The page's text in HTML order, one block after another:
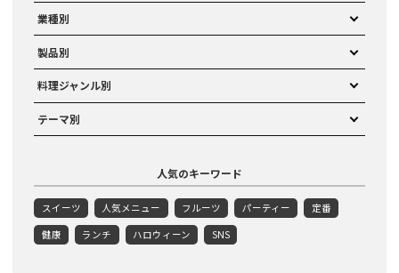
業種別
製品別
料理ジャンル別
テーマ別
人気のキーワード
スイーツ 人気メニュー フルーツ パーティー 定番
健康 ランチ ハロウィーン SNS